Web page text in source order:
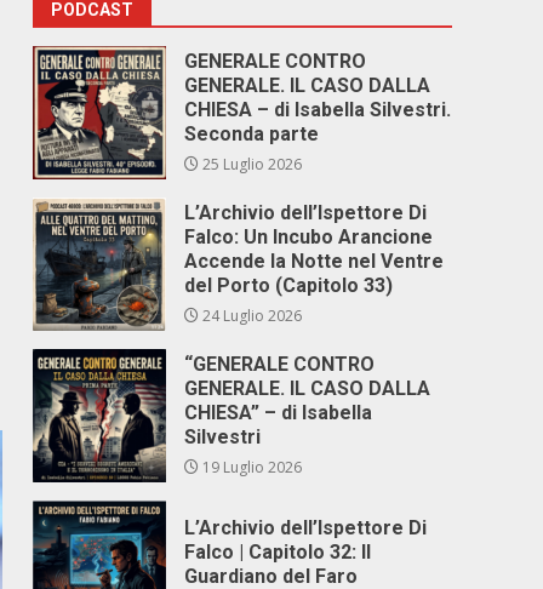
PODCAST
GENERALE CONTRO
GENERALE. IL CASO DALLA
CHIESA – di Isabella Silvestri.
Seconda parte
25 Luglio 2026
L’Archivio dell’Ispettore Di
Falco: Un Incubo Arancione
Accende la Notte nel Ventre
del Porto (Capitolo 33)
24 Luglio 2026
“GENERALE CONTRO
GENERALE. IL CASO DALLA
CHIESA” – di Isabella
Silvestri
19 Luglio 2026
L’Archivio dell’Ispettore Di
Falco | Capitolo 32: Il
Guardiano del Faro